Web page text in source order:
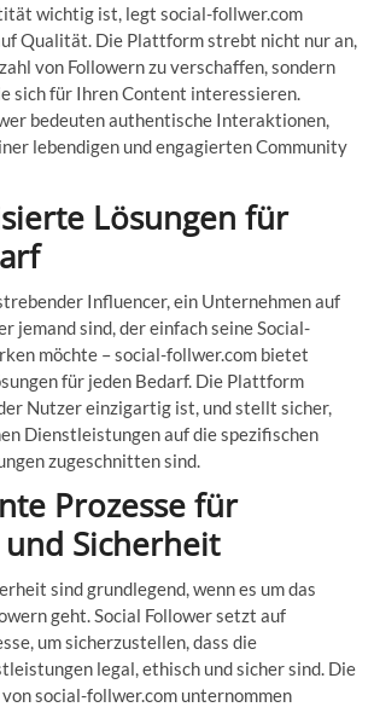
wichtig ist, legt social-follwer.com
Qualität. Die Plattform strebt nicht nur an,
von Followern zu verschaffen, sondern
sich für Ihren Content interessieren.
bedeuten authentische Interaktionen,
lebendigen und engagierten Community
Lösungen für
Influencer, ein Unternehmen auf
jemand sind, der einfach seine Social-
möchte – social-follwer.com bietet
für jeden Bedarf. Die Plattform
Nutzer einzigartig ist, und stellt sicher,
Dienstleistungen auf die spezifischen
zugeschnitten sind.
Prozesse für
Sicherheit
sind grundlegend, wenn es um das
geht. Social Follower setzt auf
um sicherzustellen, dass die
legal, ethisch und sicher sind. Die
social-follwer.com unternommen